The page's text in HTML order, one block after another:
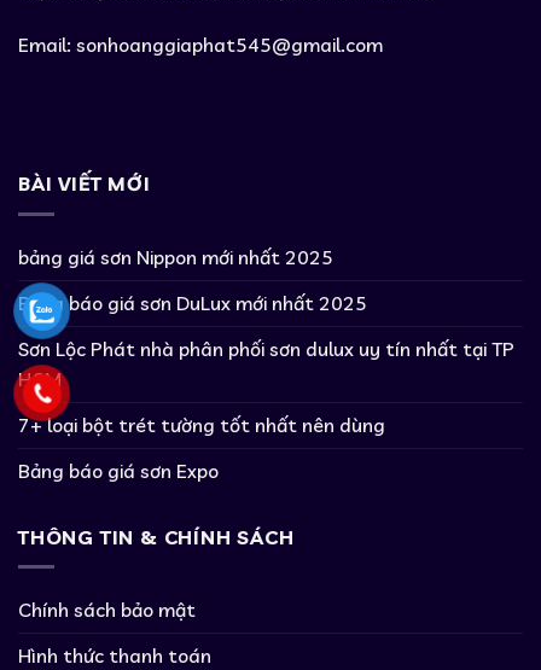
Email: sonhoanggiaphat545@gmail.com
BÀI VIẾT MỚI
bảng giá sơn Nippon mới nhất 2025
Bảng báo giá sơn DuLux mới nhất 2025
Sơn Lộc Phát nhà phân phối sơn dulux uy tín nhất tại TP
HCM
7+ loại bột trét tường tốt nhất nên dùng
Bảng báo giá sơn Expo
THÔNG TIN & CHÍNH SÁCH
Chính sách bảo mật
Hình thức thanh toán